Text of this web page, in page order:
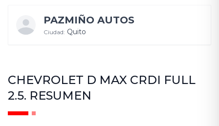
PAZMIÑO AUTOS
Ciudad: Quito
CHEVROLET D MAX CRDI FULL
2.5. RESUMEN